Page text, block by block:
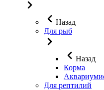
Назад
Для рыб
Назад
Корма
Для рептилий